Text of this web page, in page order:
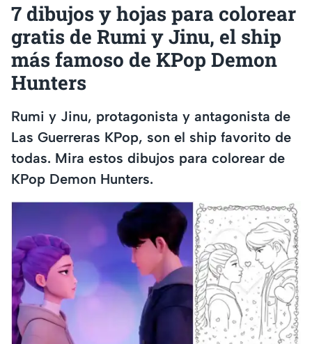
7 dibujos y hojas para colorear
gratis de Rumi y Jinu, el ship
más famoso de KPop Demon
Hunters
Rumi y Jinu, protagonista y antagonista de
Las Guerreras KPop, son el ship favorito de
todas. Mira estos dibujos para colorear de
KPop Demon Hunters.